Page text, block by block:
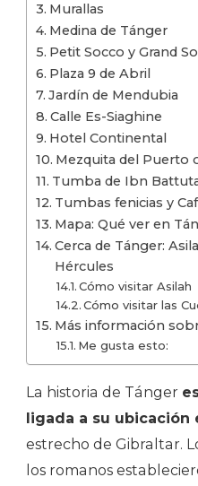
Murallas
Medina de Tánger
Petit Socco y Grand
Plaza 9 de Abril
Jardín de Mendubia
Calle Es-Siaghine
Hotel Continental
Mezquita del Puerto
Tumba de Ibn
Tumbas fenicias y
Mapa: Qué ver en
Cerca de Tánger:
Hércules
Cómo visitar Asilah
Cómo visitar las
Más información
Me gusta esto:
La historia de Tánger
ligada a su ubicación
estrecho de Gibraltar.
los romanos